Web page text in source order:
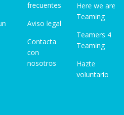
frecuentes
Aviso legal
Contacta
con
nosotros
Here we are
Teaming
Teamers 4
Teaming
Hazte
voluntario